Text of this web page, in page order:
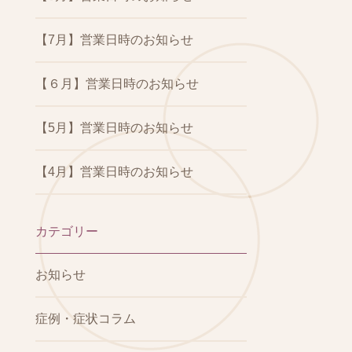
【7月】営業日時のお知らせ
【６月】営業日時のお知らせ
【5月】営業日時のお知らせ
【4月】営業日時のお知らせ
カテゴリー
お知らせ
症例・症状コラム